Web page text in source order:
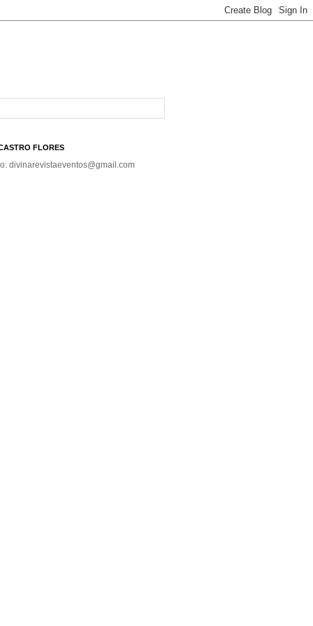
FLORES
divinarevistaeventos@gmail.com